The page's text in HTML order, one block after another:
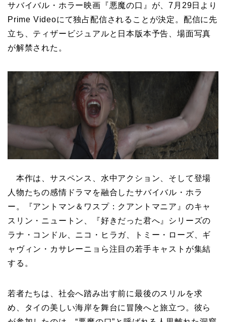
サバイバル・ホラー映画『悪魔の口』が、7月29日より
Prime Videoにて独占配信されることが決定。配信に先
立ち、ティザービジュアルと日本版本予告、場面写真
が解禁された。
本作は、サスペンス、水中アクション、そして登場
人物たちの感情ドラマを融合したサバイバル・ホラ
ー。『アントマン＆ワスプ：クアントマニア』のキャ
スリン・ニュートン、『好きだった君へ』シリーズの
ラナ・コンドル、ニコ・ヒラガ、トミー・ローズ、ギ
ャヴィン・カサレーニョら注目の若手キャストが集結
する。
若者たちは、社会へ踏み出す前に最後のスリルを求
め、タイの美しい海岸を舞台に冒険へと旅立つ。彼ら